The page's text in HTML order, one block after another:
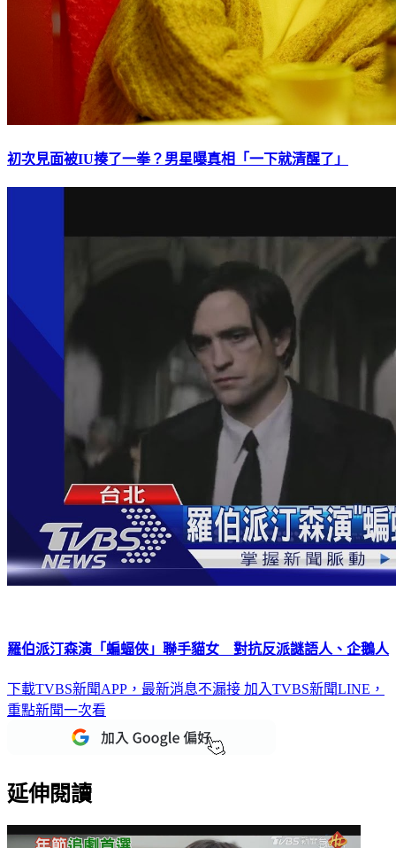
初次見面被IU揍了一拳？男星曝真相「一下就清醒了」
羅伯派汀森演「蝙蝠俠」聯手貓女 對抗反派謎語人、企鵝人
下載TVBS新聞APP，最新消息不漏接 加入TVBS新聞LINE，
重點新聞一次看
延伸閱讀